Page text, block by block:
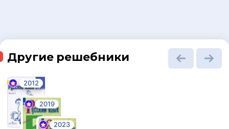
Другие решебники
2012
2019
2023